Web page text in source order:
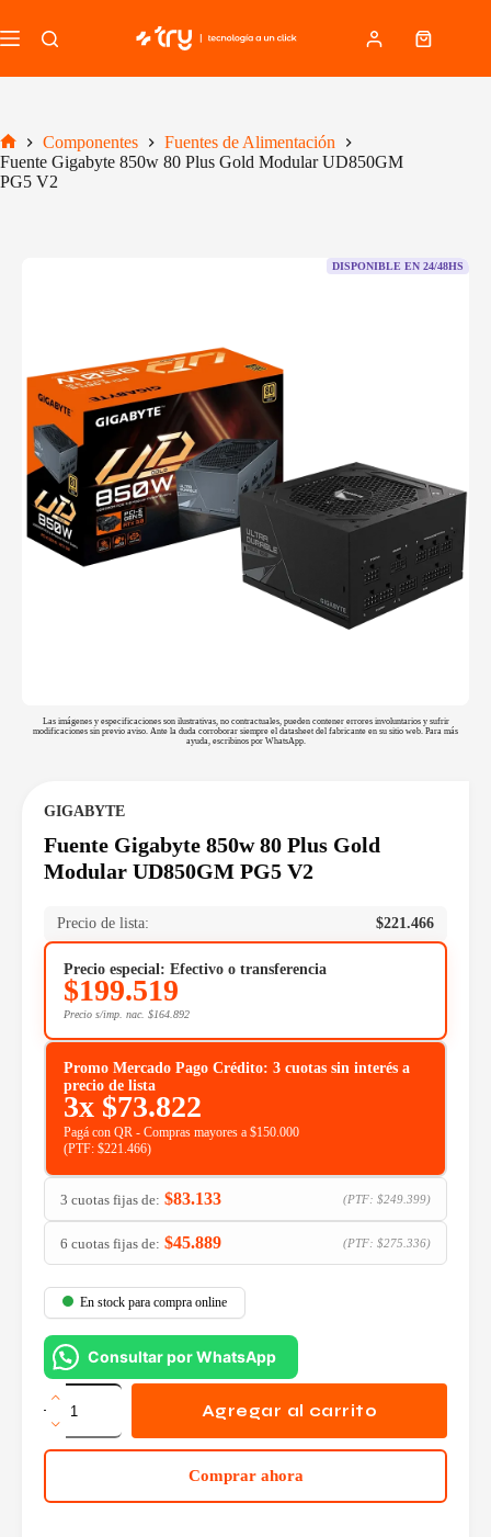
al
contenido
Carro
Inicio
Componentes
Fuentes de Alimentación
Fuente Gigabyte 850w 80 Plus Gold Modular UD850GM
PG5 V2
DISPONIBLE EN 24/48HS
Las imágenes y especificaciones son ilustrativas, no contractuales, pueden contener errores involuntarios y sufrir
modificaciones sin previo aviso. Ante la duda corroborar siempre el datasheet del fabricante en su sitio web. Para más
ayuda, escribinos por WhatsApp.
GIGABYTE
Fuente Gigabyte 850w 80 Plus Gold
Modular UD850GM PG5 V2
Precio de lista: $221.466
Precio especial: Efectivo o transferencia
$199.519
Precio s/imp. nac. $164.892
Promo Mercado Pago Crédito: 3 cuotas sin interés a
precio de lista
3x $73.822
Pagá con QR - Compras mayores a $150.000
(PTF: $221.466)
3 cuotas fijas de: $83.133 (PTF: $249.399)
6 cuotas fijas de: $45.889 (PTF: $275.336)
En stock para compra online
Consultar por WhatsApp
Fuente
Gigabyte
850w
80
Modular
Agregar al carrito
Comprar ahora